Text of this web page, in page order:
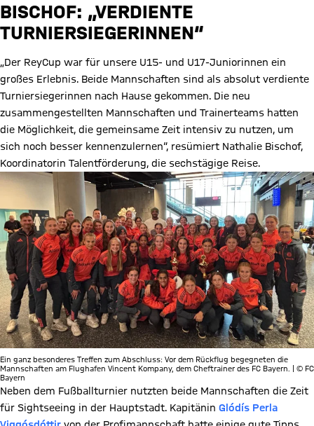
BISCHOF: „VERDIENTE
TURNIERSIEGERINNEN“
„Der ReyCup war für unsere U15- und U17-Juniorinnen ein
großes Erlebnis. Beide Mannschaften sind als absolut verdiente
Turniersiegerinnen nach Hause gekommen. Die neu
zusammengestellten Mannschaften und Trainerteams hatten
die Möglichkeit, die gemeinsame Zeit intensiv zu nutzen, um
sich noch besser kennenzulernen“, resümiert Nathalie Bischof,
Koordinatorin Talentförderung, die sechstägige Reise.
Ein ganz besonderes Treffen zum Abschluss: Vor dem Rückflug begegneten die
Mannschaften am Flughafen Vincent Kompany, dem Cheftrainer des FC Bayern. | © FC
Bayern
Neben dem Fußballturnier nutzten beide Mannschaften die Zeit
für Sightseeing in der Hauptstadt. Kapitänin Glódís Perla